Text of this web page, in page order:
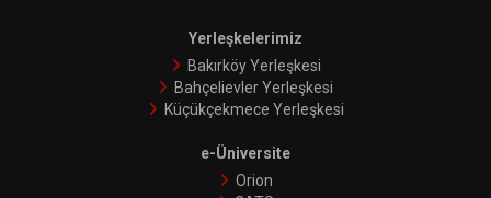
Yerleşkelerimiz
Bakırköy Yerleşkesi
Bahçelievler Yerleşkesi
Küçükçekmece Yerleşkesi
e-Üniversite
Orion